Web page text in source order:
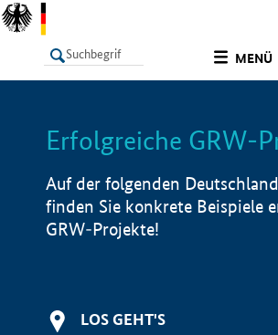
MENÜ
LISTE
Erfolgreiche GRW-
Auf der folgenden
finden Sie konkrete Beispiele
GRW-Projekte!
LOS GEHT'S